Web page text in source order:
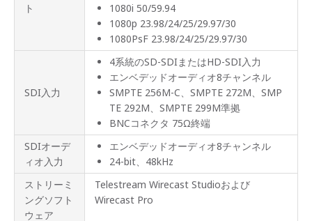
ト
1080i 50/59.94
1080p 23.98/24/25/29.97/30
1080PsF 23.98/24/25/29.97/30
SDI入力
4系統のSD-SDIまたはHD-SDI入力
エンベデッドオーディオ8チャンネル
SMPTE 256M-C、SMPTE 272M、SMP
TE 292M、SMPTE 299M準拠
BNCコネクタ 75Ω終端
SDIオーデ
ィオ入力
エンベデッドオーディオ8チャンネル
24-bit、48kHz
ストリーミ
ングソフト
ウェア
Telestream Wirecast Studioおよび
Wirecast Pro